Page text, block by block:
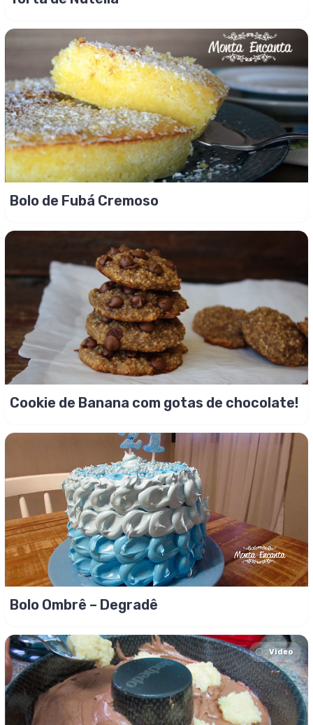
Bolo de Fubá Cremoso
Cookie de Banana com gotas de chocolate!
Bolo Ombrê – Degradê
Video